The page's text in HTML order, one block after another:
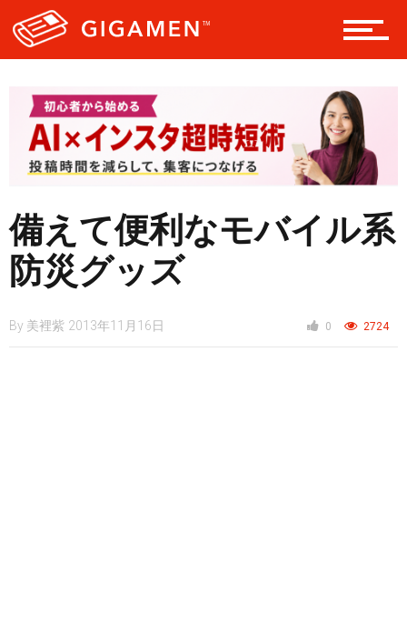
レジャー
ヘルス・健康
スタイル
備えて便利なモバイル系
防災グッズ
By 美裡紫 2013年11月16日 0 2724